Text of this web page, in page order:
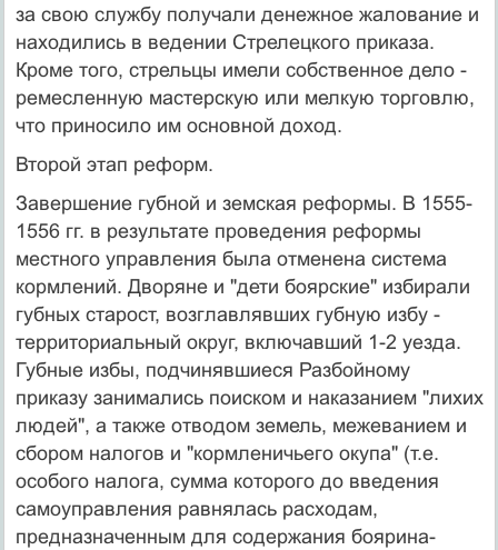
за свою службу получали денежное жалование и
находились в ведении Стрелецкого приказа.
Кроме того, стрельцы имели собственное дело -
ремесленную мастерскую или мелкую торговлю,
что приносило им основной доход.
Второй этап реформ.
Завершение губной и земская реформы. В 1555-
1556 гг. в результате проведения реформы
местного управления была отменена система
кормлений. Дворяне и "дети боярские" избирали
губных старост, возглавлявших губную избу -
территориальный округ, включавший 1-2 уезда.
Губные избы, подчинявшиеся Разбойному
приказу занимались поиском и наказанием "лихих
людей", а также отводом земель, межеванием и
сбором налогов и "кормленичьего окупа" (т.е.
особого налога, сумма которого до введения
самоуправления равнялась расходам,
предназначенным для содержания боярина-